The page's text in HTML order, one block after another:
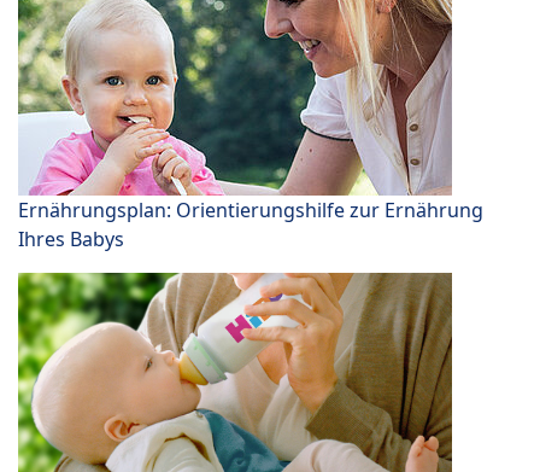
Ernährungsplan: Orientierungshilfe zur Ernährung
Ihres Babys